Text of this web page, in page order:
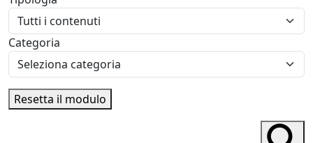
Categoria
Resetta il modulo